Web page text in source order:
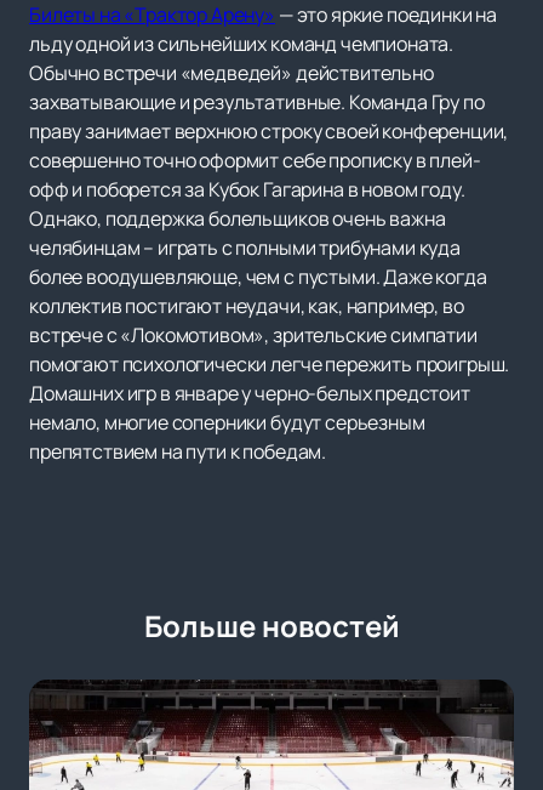
Билеты на «Трактор Арену» — это яркие поединки на
льду одной из сильнейших команд чемпионата.
Обычно встречи «медведей» действительно
захватывающие и результативные. Команда Гру по
праву занимает верхнюю строку своей конференции,
совершенно точно оформит себе прописку в плей-
офф и поборется за Кубок Гагарина в новом году.
Однако, поддержка болельщиков очень важна
челябинцам – играть с полными трибунами куда
более воодушевляюще, чем с пустыми. Даже когда
коллектив постигают неудачи, как, например, во
встрече с «Локомотивом», зрительские симпатии
помогают психологически легче пережить проигрыш.
Домашних игр в январе у черно-белых предстоит
немало, многие соперники будут серьезным
препятствием на пути к победам.
Больше новостей